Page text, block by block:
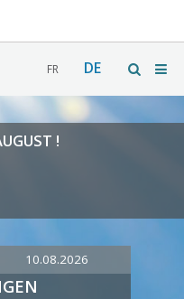
FR DE
!
10.08.2026